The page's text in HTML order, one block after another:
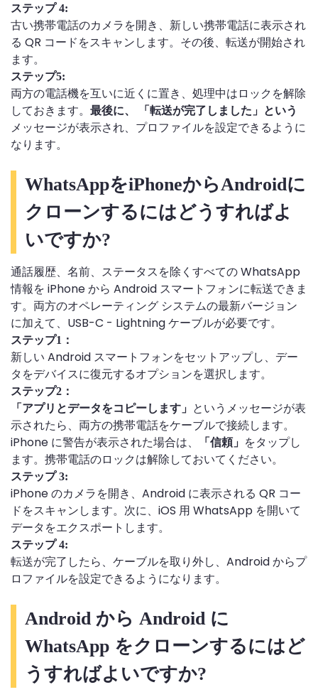
ステップ 4:
古い携帯電話のカメラを開き、新しい携帯電話に表示され
る QR コードをスキャンします。その後、転送が開始され
ます。
ステップ5:
両方の電話機を互いに近くに置き、処理中はロックを解除
しておきます。
最後に、 「転送が完了しました」という
メッセージが表示され、プロファイルを設定できるように
なります。
WhatsAppをiPhoneからAndroidに
クローンするにはどうすればよ
いですか?
通話履歴、名前、ステータスを除くすべての WhatsApp
情報を iPhone から Android スマートフォンに転送できま
す。両方のオペレーティング システムの最新バージョン
に加えて、USB-C - Lightning ケーブルが必要です。
ステップ1：
新しい Android スマートフォンをセットアップし、デー
タをデバイスに復元するオプションを選択します。
ステップ2：
「アプリとデータをコピーします」 というメッセージが表
示されたら、両方の携帯電話をケーブルで接続します。
iPhone に警告が表示された場合は、
「信頼」 をタップし
ます。携帯電話のロックは解除しておいてください。
ステップ 3:
iPhone のカメラを開き、Android に表示される QR コー
ドをスキャンします。次に、iOS 用 WhatsApp を開いて
データをエクスポートします。
ステップ 4:
転送が完了したら、ケーブルを取り外し、Android からプ
ロファイルを設定できるようになります。
Android から Android に
WhatsApp をクローンするにはど
うすればよいですか?